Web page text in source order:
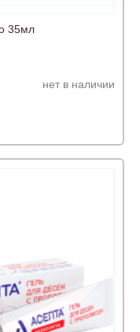
35мл
нет в наличии